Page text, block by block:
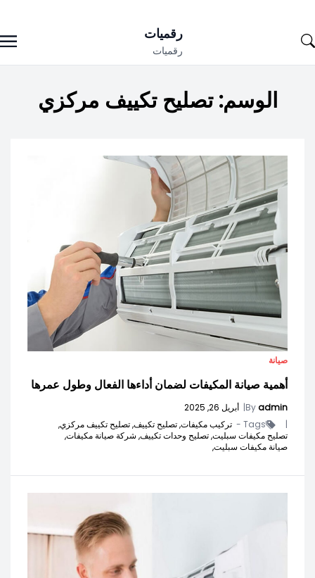
to
رقميات
رقميات
الوسم:تصليح تكييف مركزي
صيانة
أهمية صيانة المكيفات لضمان أداءها الفعال وطول عمرها
Byadmin
| أبريل 26, 2025
|
Tags - تركيب مكيفات,تصليح تكييف,تصليح تكييف مركزي,
تصليح مكيفات سبليت,تصليح وحدات تكييف, شركة صيانة مكيفات,
صيانة مكيفات سبليت,